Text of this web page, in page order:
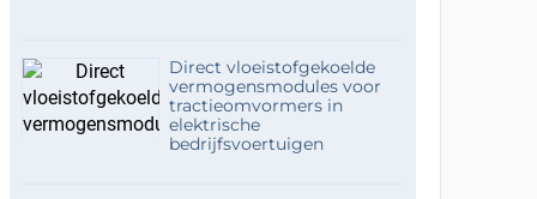
Direct vloeistofgekoelde
vermogensmodules voor
tractieomvormers in
elektrische
bedrijfsvoertuigen